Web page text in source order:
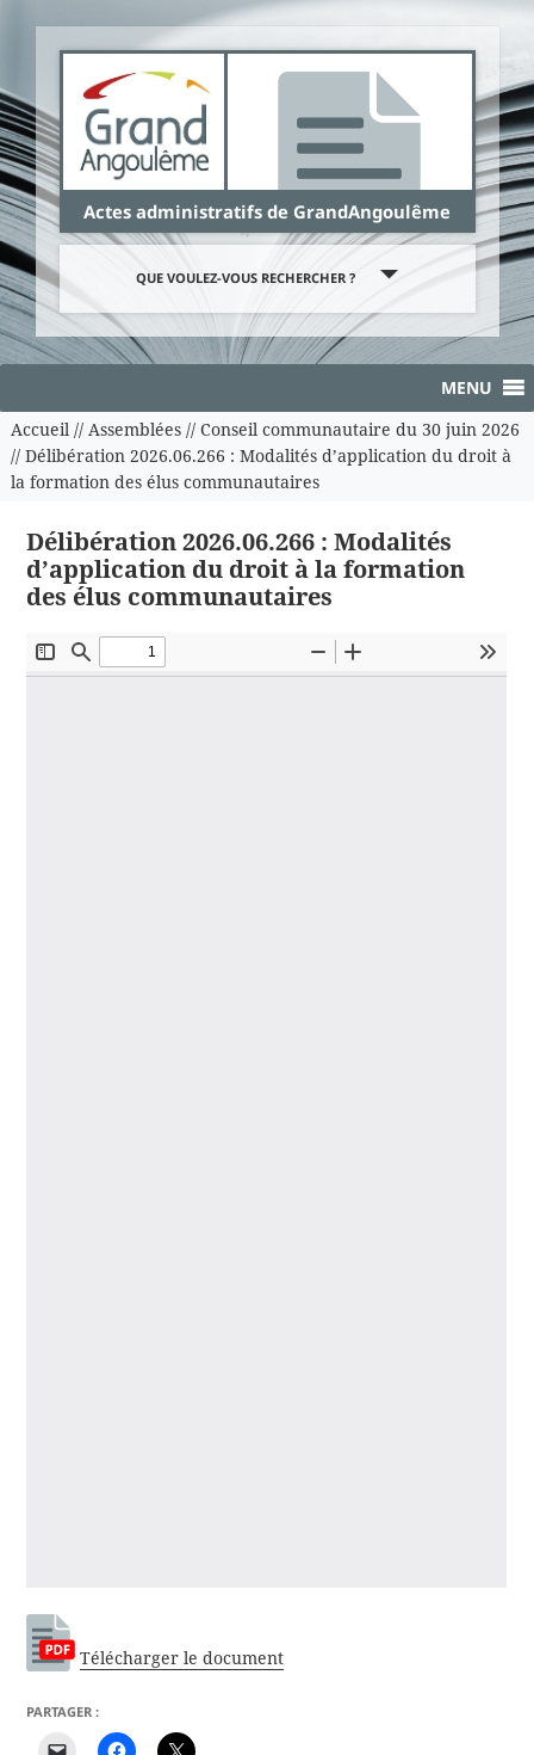
Actes administratifs de GrandAngoulême
QUE VOULEZ-VOUS RECHERCHER ?
MENU
Accueil// Assemblées// Conseil communautaire du 30 juin 2026
// Délibération 2026.06.266 : Modalités d’application du droit à
la formation des élus communautaires
Délibération 2026.06.266 : Modalités
d’application du droit à la formation
des élus communautaires
Télécharger le document
PARTAGER :
Panneau de gestion des cookies